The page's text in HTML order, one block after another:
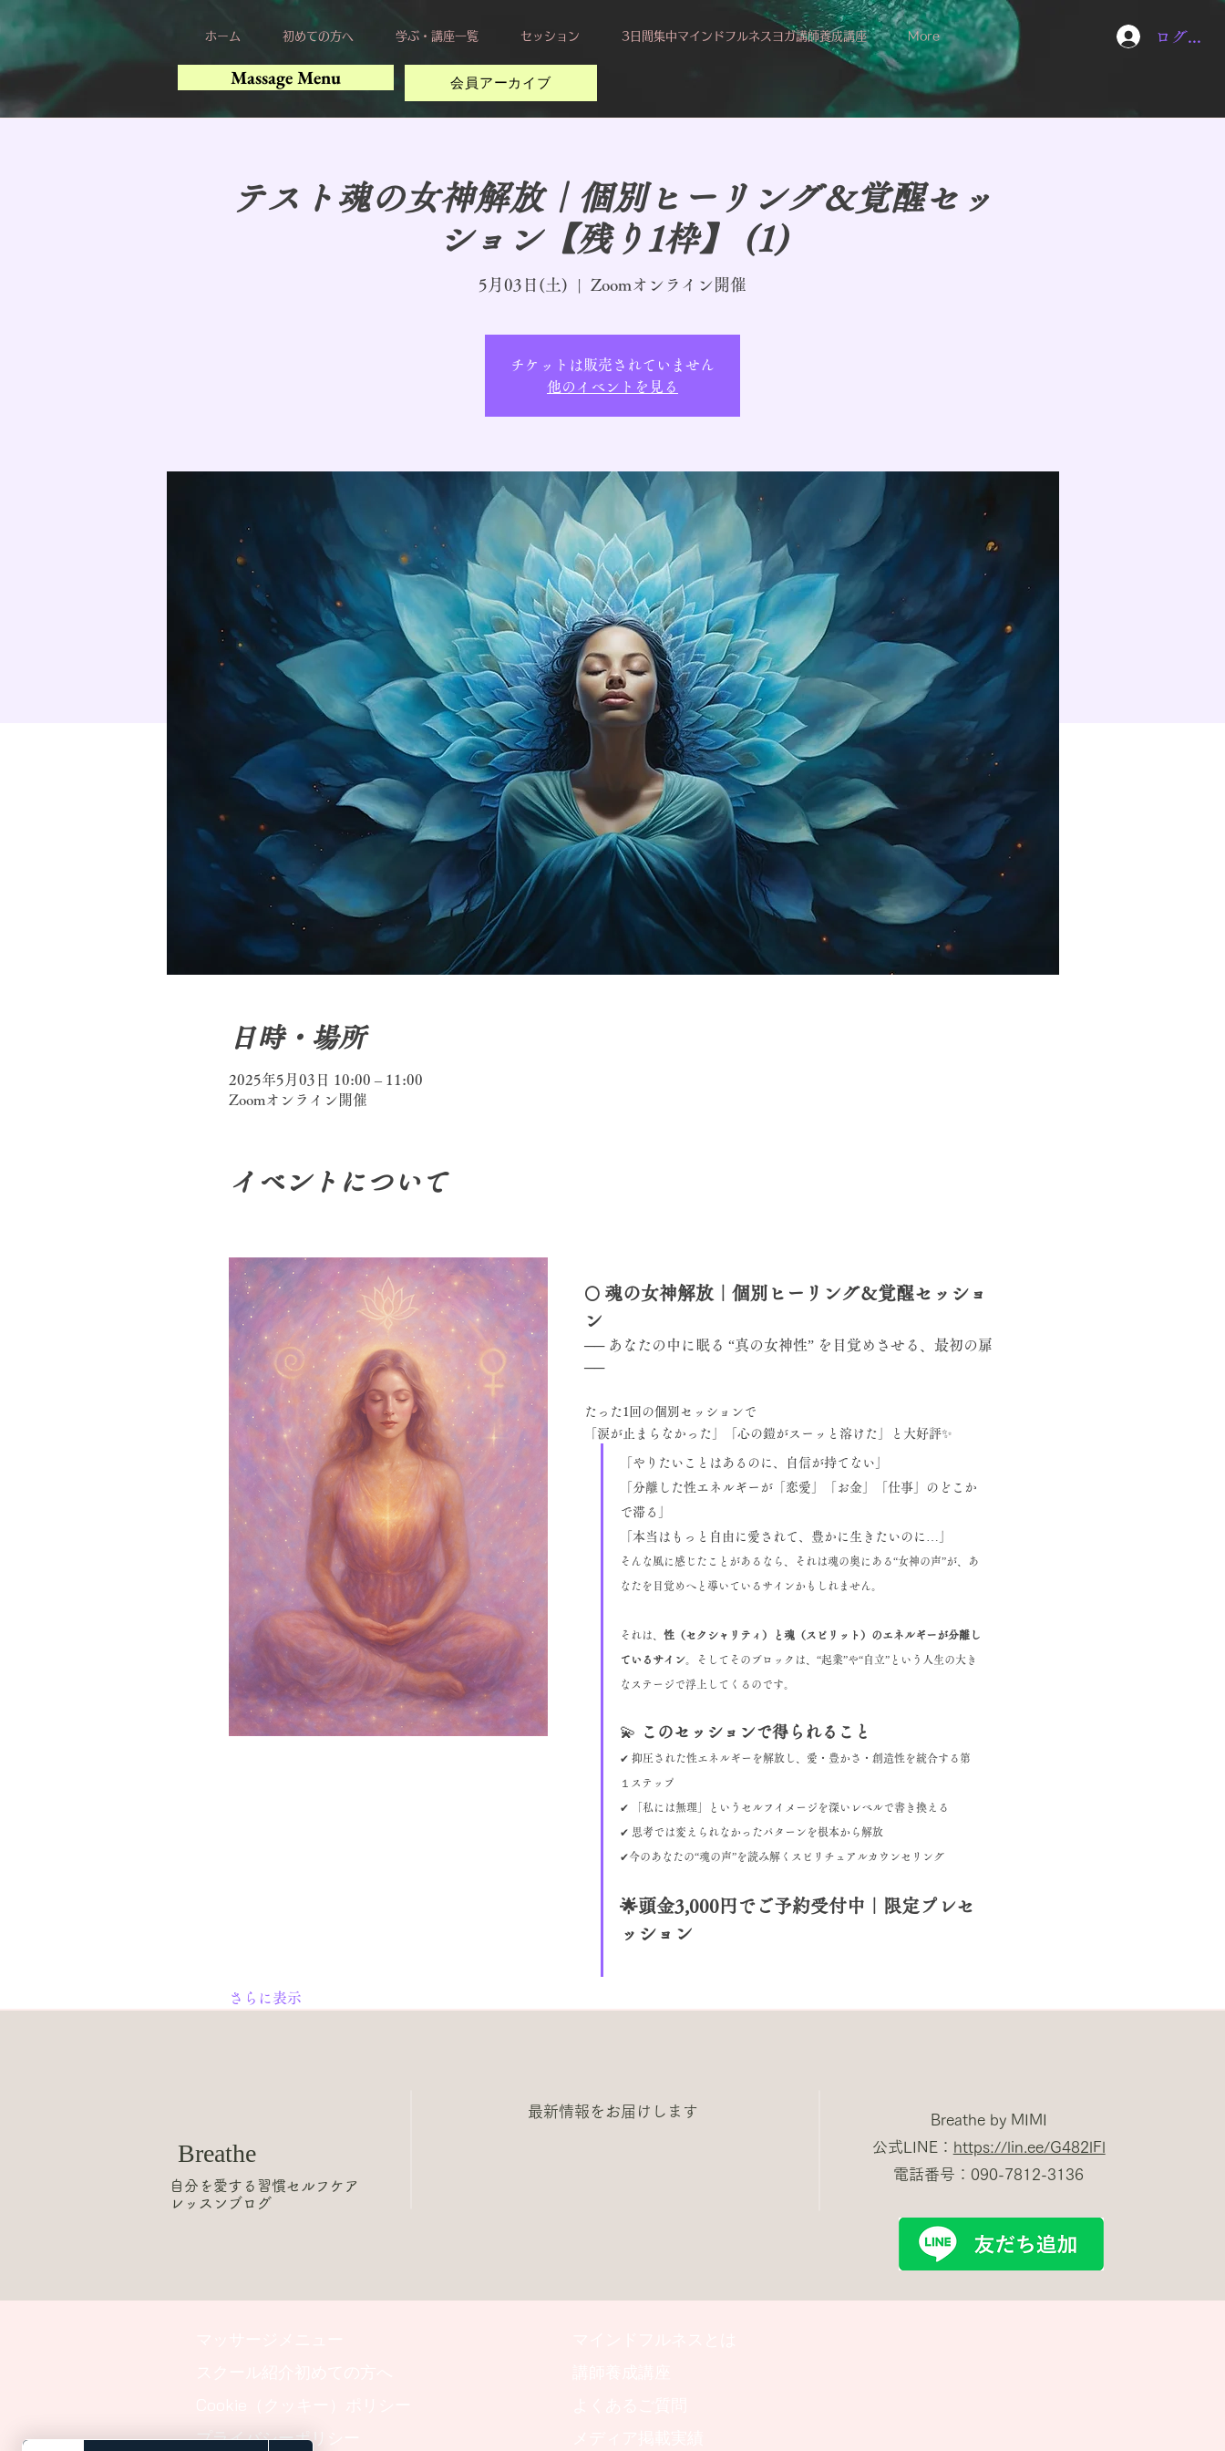
ログイン
ホーム 初めての方へ 学ぶ・講座一覧 セッション 3日間集中マインドフルネスヨガ講師養成講座 More
Massage Menu 会員アーカイブ
テスト魂の女神解放｜個別ヒーリング＆覚醒セッ
ション【残り1枠】 (1)
5月03日(土)
  |
Zoomオンライン開催
チケットは販売されていません
他のイベントを見る
日時・場所
2025年5月03日 10:00 – 11:00
Zoomオンライン開催
イベントについて
🌕 魂の女神解放｜個別ヒーリング＆覚醒セッショ
ン
── あなたの中に眠る “真の女神性” を目覚めさせる、最初の扉
──
たった1回の個別セッションで
「涙が止まらなかった」「心の鎧がスーッと溶けた」と大好評✨
「やりたいことはあるのに、自信が持てない」
「分離した性エネルギーが「恋愛」「お金」「仕事」のどこか
で滞る」
「本当はもっと自由に愛されて、豊かに生きたいのに…」
そんな風に感じたことがあるなら、それは魂の奥にある“女神の声”が、あ
なたを目覚めへと導いているサインかもしれません。
それは、 性（セクシャリティ）と魂（スピリット）のエネルギーが分離し
ているサイン。そしてそのブロックは、“起業”や“自立”という人生の大き
なステージで浮上してくるのです。
💫 このセッションで得られること
✔ 抑圧された性エネルギーを解放し、愛・豊かさ・創造性を統合する第
１ステップ
✔ 「私には無理」というセルフイメージを深いレベルで書き換える
✔ 思考では変えられなかったパターンを根本から解放
✔今のあなたの“魂の声”を読み解くスピリチュアルカウンセリング
🌟頭金3,000円でご予約受付中｜限定プレセ
ッション
さらに表示
Breathe
自分を愛する習慣セルフケア
レッスンブログ
最新情報をお届けします
Breathe by MIMI
公式LINE： https://lin.ee/G482lFl
電話番号：090-7812-3136
プライバシーポリシー